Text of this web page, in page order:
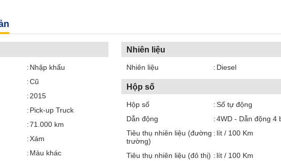
Nhập khẩu
Cũ
2015
Pick-up Truck
71.000 km
Xám
Màu khác
Nhiên liệu
Nhiên liệu Diesel
Hộp số
Hộp số
Số tự động
Dẫn động
4WD - Dẫn động 4
Tiêu thụ nhiên liệu (đường
trường)
lít / 100 Km
Tiêu thụ nhiên liệu (đô thị) lít / 100 Km